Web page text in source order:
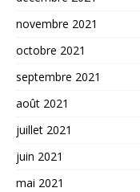
novembre 2021
octobre 2021
septembre 2021
août 2021
juillet 2021
juin 2021
mai 2021